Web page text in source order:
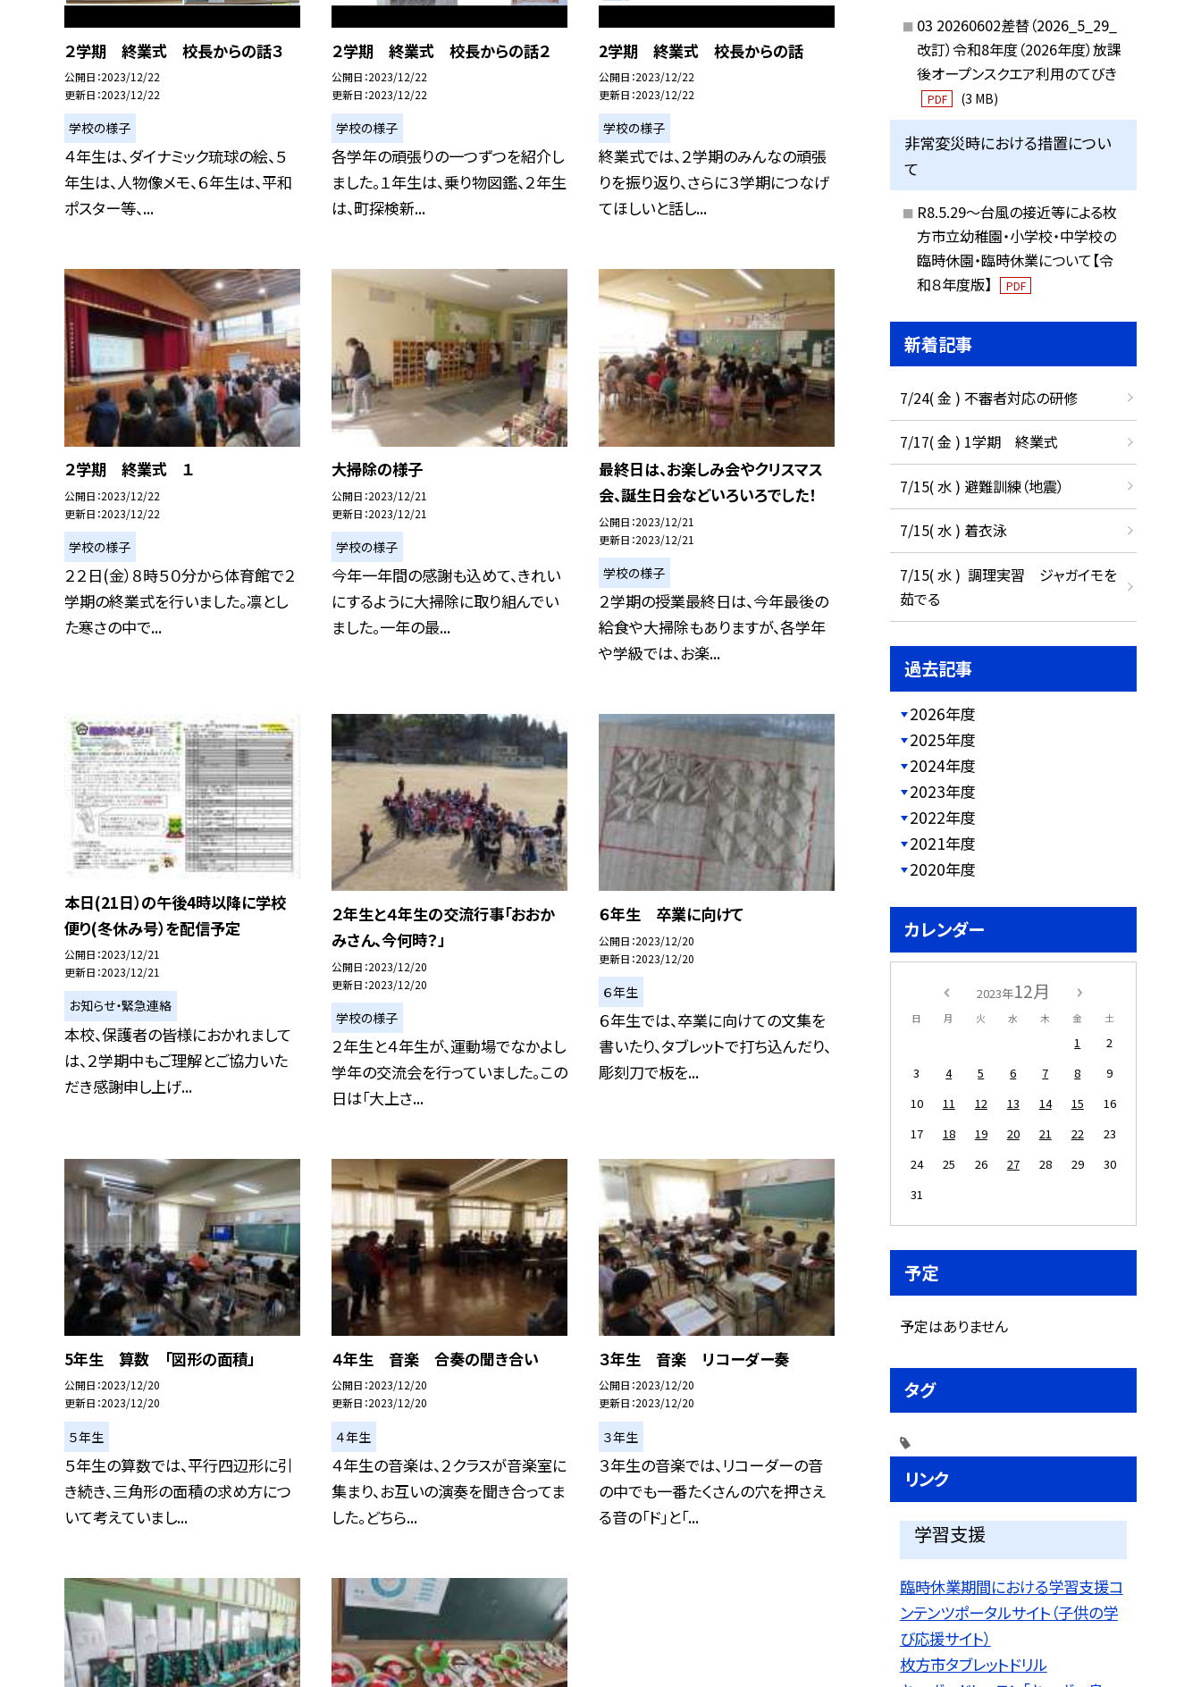
２学期 終業式 校長からの話３
公開日 2023/12/22
更新日 2023/12/22
学校の様子
４年生は、ダイナミック琉球の絵、５
年生は、人物像メモ、６年生は、平和
ポスター等、...
２学期 終業式 校長からの話２
公開日 2023/12/22
更新日 2023/12/22
学校の様子
各学年の頑張りの一つずつを紹介し
ました。１年生は、乗り物図鑑、２年生
は、町探検新...
2学期 終業式 校長からの話
公開日 2023/12/22
更新日 2023/12/22
学校の様子
終業式では、２学期のみんなの頑張
りを振り返り、さらに３学期につなげ
てほしいと話し...
２学期 終業式 １
公開日 2023/12/22
更新日 2023/12/22
学校の様子
２２日(金）８時５０分から体育館で２
学期の終業式を行いました。凛とし
た寒さの中で...
大掃除の様子
公開日 2023/12/21
更新日 2023/12/21
学校の様子
今年一年間の感謝も込めて、きれい
にするように大掃除に取り組んでい
ました。一年の最...
最終日は、お楽しみ会やクリスマス
会、誕生日会などいろいろでした！
公開日 2023/12/21
更新日 2023/12/21
学校の様子
２学期の授業最終日は、今年最後の
給食や大掃除もありますが、各学年
や学級では、お楽...
本日(21日）の午後4時以降に学校
便り(冬休み号）を配信予定
公開日 2023/12/21
更新日 2023/12/21
お知らせ・緊急連絡
本校、保護者の皆様におかれまして
は、２学期中もご理解とご協力いた
だき感謝申し上げ...
２年生と４年生の交流行事「おおか
みさん、今何時？」
公開日 2023/12/20
更新日 2023/12/20
学校の様子
２年生と４年生が、運動場でなかよし
学年の交流会を行っていました。この
日は「大上さ...
６年生 卒業に向けて
公開日 2023/12/20
更新日 2023/12/20
６年生
６年生では、卒業に向けての文集を
書いたり、タブレットで打ち込んだり、
彫刻刀で板を...
5年生 算数 「図形の面積」
公開日 2023/12/20
更新日 2023/12/20
５年生
５年生の算数では、平行四辺形に引
き続き、三角形の面積の求め方につ
いて考えていまし...
４年生 音楽 合奏の聞き合い
公開日 2023/12/20
更新日 2023/12/20
４年生
４年生の音楽は、２クラスが音楽室に
集まり、お互いの演奏を聞き合ってま
した。どちら...
３年生 音楽 リコーダー奏
公開日 2023/12/20
更新日 2023/12/20
３年生
３年生の音楽では、リコーダーの音
の中でも一番たくさんの穴を押さえ
る音の「ド」と「...
03 20260602差替（2026_5_29_
改訂）令和8年度（2026年度）放課
後オープンスクエア利用のてびき
PDF (3 MB)
非常変災時における措置につい
て
R8.5.29～台風の接近等による枚
方市立幼稚園・小学校・中学校の
臨時休園・臨時休業について【令
和８年度版】
PDF
新着記事
7/24( 金 ) 不審者対応の研修
7/17( 金 ) 1学期 終業式
7/15( 水 ) 避難訓練（地震）
7/15( 水 ) 着衣泳
7/15( 水 ) 調理実習 ジャガイモを
茹でる
過去記事
2026年度
2025年度
2024年度
2023年度
2022年度
2021年度
2020年度
カレンダー
2023年12月
日 月 火 水 木 金 土
1
2
3
4 5 6 7 8
9
10
11 12 13 14 15
16
17
18 19 20 21 22
23
24
25 26 27 28 29
30
31
予定
予定はありません
タグ
リンク
学習支援
臨時休業期間における学習支援コ
ンテンツポータルサイト（子供の学
び応援サイト）
枚方市タブレットドリル